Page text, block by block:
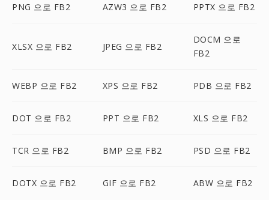
PNG 으로 FB2 AZW3 으로 FB2 PPTX 으로 FB2
XLSX 으로 FB2 JPEG 으로 FB2
DOCM 으로
FB2
WEBP 으로 FB2 XPS 으로 FB2 PDB 으로 FB2
DOT 으로 FB2 PPT 으로 FB2 XLS 으로 FB2
TCR 으로 FB2 BMP 으로 FB2 PSD 으로 FB2
DOTX 으로 FB2 GIF 으로 FB2 ABW 으로 FB2